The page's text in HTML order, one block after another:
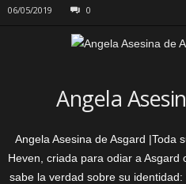
06/05/2019 0
Angela
Angela Asesina de Asgard |Toda
Heven, criada para odiar a Asgard
sabe la verdad sobre su